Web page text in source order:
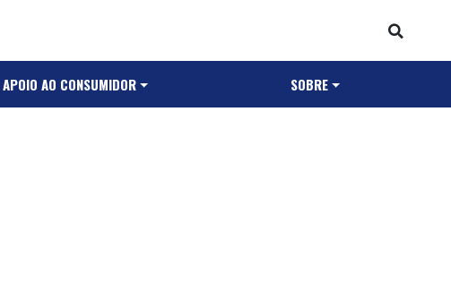
APOIO AO CONSUMIDOR SOBRE